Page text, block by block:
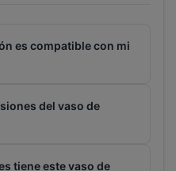
es compatible con mi
del vaso de
tiene este vaso de